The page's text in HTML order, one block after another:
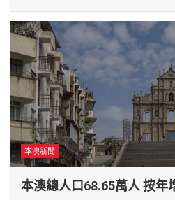
本澳新聞
本澳總人口68.65萬人 按年